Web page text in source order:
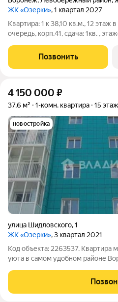
ЖК «Озерки», 1 квартал 2027
Квартира: 1 к 38,10 кв.м., 12 этаж
очередь, корп.41, сдача: 1кв. ,
Позвонить
4 150 000 ₽
37,6 м² 1-комн. квартира 15
новостройка
улица Шидловского,1
ЖК «Озерки», 3 квартал 2021
Код объекта: 2263537. Квартира
уюта в самом удобном районе
здесь будет хорошо. Продаётся
пространство площадью